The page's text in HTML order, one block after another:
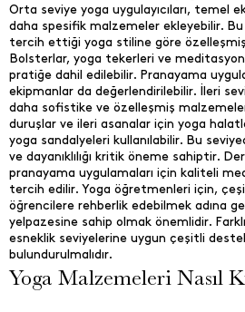
Orta seviye yoga uygulayıcıları, temel
daha spesifik malzemeler ekleyebilir. Bu
tercih ettiği yoga stiline göre
Bolsterlar, yoga tekerleri ve
pratiğe dahil edilebilir. Pranayama
ekipmanlar da değerlendirilebilir. İleri
daha sofistike ve özelleşmiş
duruşlar ve ileri asanalar için yoga
yoga sandalyeleri kullanılabilir. Bu
ve dayanıklılığı kritik öneme sahiptir.
pranayama uygulamaları için kaliteli
tercih edilir. Yoga öğretmenleri için,
öğrencilere rehberlik edebilmek adına
yelpazesine sahip olmak önemlidir.
esneklik seviyelerine uygun çeşitli
bulundurulmalıdır.
Yoga Malzemeleri Nasıl